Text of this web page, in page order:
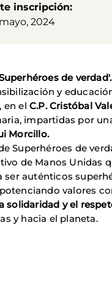
inscripción
2024
de verdad'.
y
en el C.P. Cristóbal
impartidas por
Morcillo.
Superhéroes de
de Manos Unidas
ser auténticos
valores
solidaridad y el
y hacia el planeta.